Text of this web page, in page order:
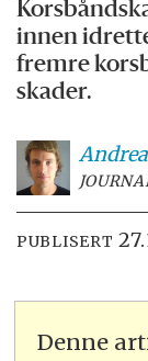
innen
fremre
skader.
PUBLISERT
Denne